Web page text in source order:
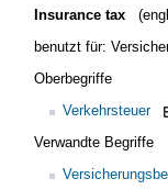
Insurance tax
benutzt für:
Oberbegriffe
Verkehrsteuer
Verwandte Begriffe